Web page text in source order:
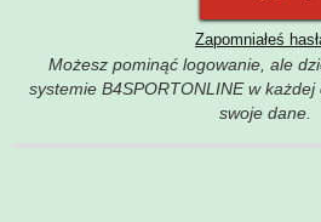
Zapomniałeś
Możesz pominąć logowanie, ale
systemie B4SPORTONLINE w
swoje dane.